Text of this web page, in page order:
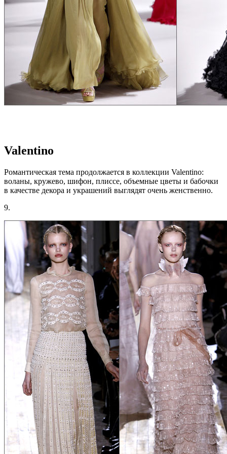
Valentino
Романтическая тема продолжается в коллекции Valentino:
воланы, кружево, шифон, плиссе, объемные цветы и бабочки
в качестве декора и украшений выглядят очень женственно.
9.